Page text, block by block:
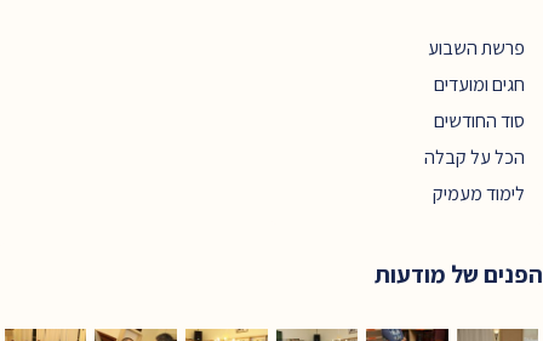
פרשת השבוע
חגים ומועדים
סוד החודשים
הכל על קבלה
לימוד מעמיק
הפנים של מודעות